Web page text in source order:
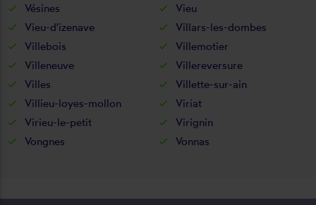
Vésines
Vieu
Vieu-d'izenave
Villars-les-dombes
Villebois
Villemotier
Villeneuve
Villereversure
Villes
Villette-sur-ain
Villieu-loyes-mollon
Viriat
Virieu-le-petit
Virignin
Vongnes
Vonnas